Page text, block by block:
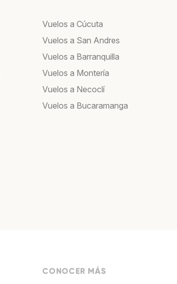
Vuelos a Cúcuta
Vuelos a San Andres
Vuelos a Barranquilla
Vuelos a Montería
Vuelos a Necoclí
Vuelos a Bucaramanga
CONOCER MÁS